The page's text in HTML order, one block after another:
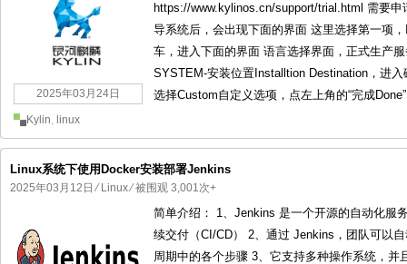
2025年03月24日
https://www.kylinos.cn/support/trial.html 需要
导系统后，会出现下面的界面 这里选择第一项
车，进入下面的界面 语言选择界面，正式生产
SYSTEM-安装位置Installtion Destination，进
选择Custom自定义选项，点左上角的“完成
Kylin, linux
Linux系统下使用Docker安装部署Jenkins
2025年03月12日 ⁄ Linux⁄ 被围观 3,001次+
简单介绍： 1、Jenkins 是一个开源的自动化服
续交付（CI/CD） 2、通过 Jenkins，团队可以
周期中的各个步骤 3、它支持多种操作系统，